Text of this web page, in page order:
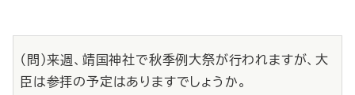
（問）来週、靖国神社で秋季例大祭が行われますが、大
臣は参拝の予定はありますでしょうか。